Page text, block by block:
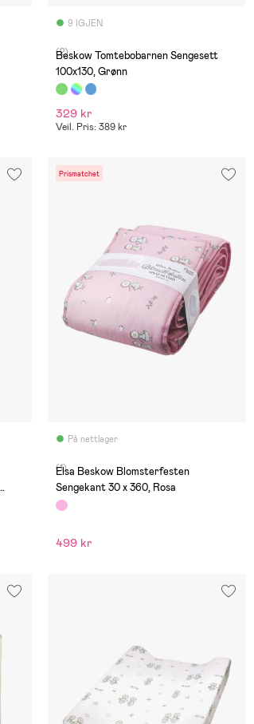
9 IGJEN
(2)
Beskow Tomtebobarnen Sengesett
100x130, Grønn
329 kr
Veil. Pris: 389 kr
Prismatchet
På nettlager
(1)
Elsa Beskow Blomsterfesten
Sengekant 30 x 360, Rosa
499 kr